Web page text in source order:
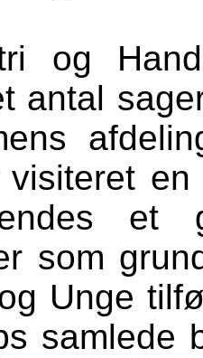
og
antal
visiteret
et
som
Unge
samlede